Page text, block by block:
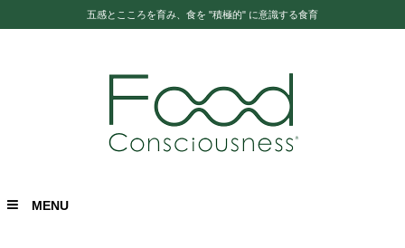
五感とこころを育み、食を "積極的" に意識する食育
MENU